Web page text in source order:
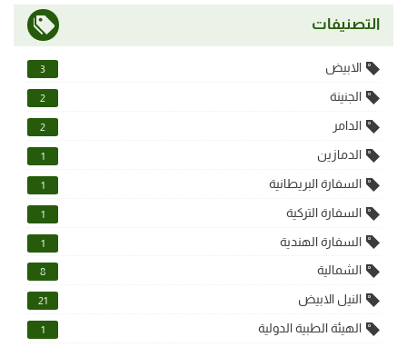
التصنيفات
الابيض 3
الجنينة 2
الدامر 2
الدمازين 1
السفارة البريطانية 1
السفارة التركية 1
السفارة الهندية 1
الشمالية 8
النيل الابيض 21
الهيئة الطبية الدولية 1